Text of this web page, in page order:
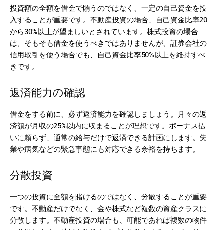
投資額の全額を借金で賄うのではなく、一定の自己資金を投
入することが重要です。不動産投資の場合、自己資金比率20
から30%以上が望ましいとされています。株式投資の場合
は、そもそも借金を使うべきではありませんが、証券会社の
信用取引を使う場合でも、自己資金比率50%以上を維持すべ
きです。
返済能力の確認
借金をする前に、必ず返済能力を確認しましょう。月々の返
済額が月収の25%以内に収まることが理想です。ボーナス払
いに頼らず、通常の給与だけで返済できる計画にします。失
業や病気などの緊急事態にも対応できる余裕を持ちます。
分散投資
一つの投資に全額を賭けるのではなく、分散することが重要
です。不動産だけでなく、金や株式など複数の資産クラスに
分散します。不動産投資の場合も、可能であれば複数の物件